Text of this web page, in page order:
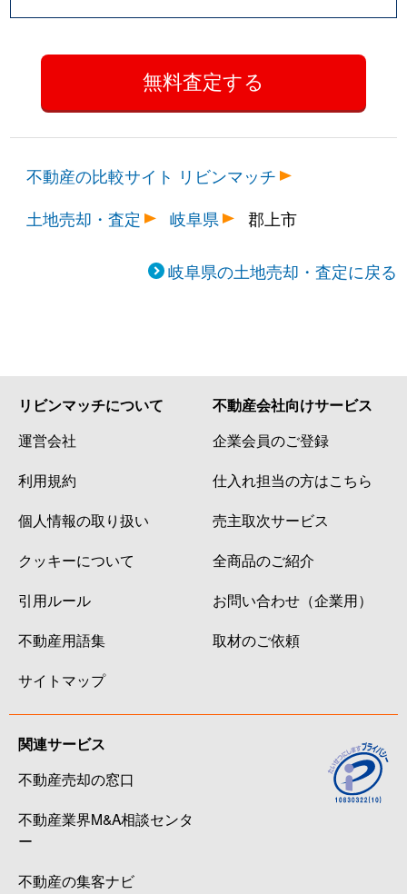
不動産の比較サイト リビンマッチ
土地売却・査定
岐阜県 郡上市
岐阜県の土地売却・査定に戻る
リビンマッチについて
運営会社
利用規約
個人情報の取り扱い
クッキーについて
引用ルール
不動産用語集
サイトマップ
不動産会社向けサービス
企業会員のご登録
仕入れ担当の方はこちら
売主取次サービス
全商品のご紹介
お問い合わせ（企業用）
取材のご依頼
関連サービス
不動産売却の窓口
不動産業界M&A相談センタ
ー
不動産の集客ナビ